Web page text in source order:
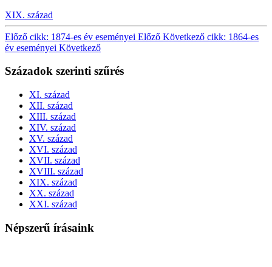
XIX. század
Előző cikk: 1874-es év eseményei Előző Következő cikk: 1864-es
év eseményei Következő
Századok szerinti szűrés
XI. század
XII. század
XIII. század
XIV. század
XV. század
XVI. század
XVII. század
XVIII. század
XIX. század
XX. század
XXI. század
Népszerű írásaink